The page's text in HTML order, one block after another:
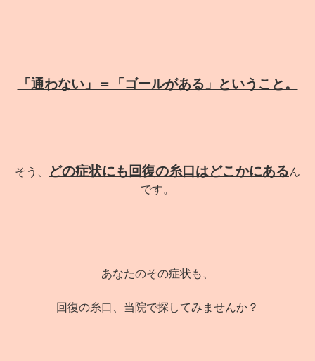
「通わない」＝「ゴールがある」ということ。
そう、 どの症状にも回復の糸口はどこかにあるん
です。
あなたのその症状も、
回復の糸口、当院で探してみませんか？